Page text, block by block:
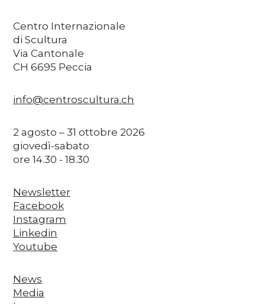
Centro Internazionale
di Scultura
Via Cantonale
CH 6695 Peccia
info@centroscultura.ch
2 agosto – 31 ottobre 2026
giovedì-sabato
ore 14.30 - 18.30
Newsletter
Facebook
Instagram
Linkedin
Youtube
News
Media